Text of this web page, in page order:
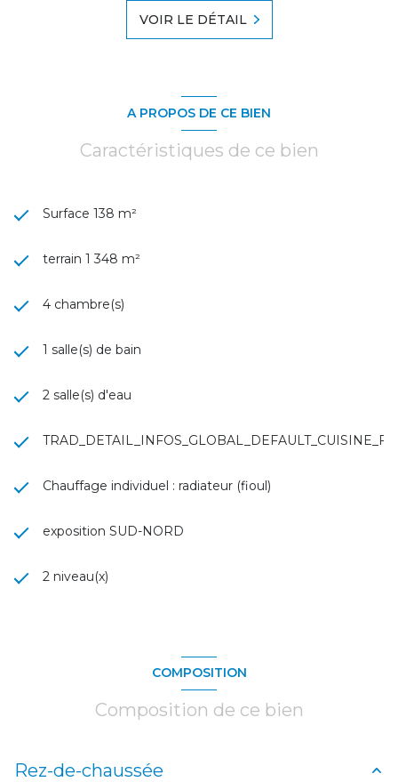
VOIR LE DÉTAIL
A PROPOS DE CE BIEN
Caractéristiques de ce bien
Surface 138 m²
terrain 1 348 m²
4 chambre(s)
1 salle(s) de bain
2 salle(s) d'eau
Chauffage individuel : radiateur (fioul)
exposition SUD-NORD
2 niveau(x)
COMPOSITION
Composition de ce bien
Rez-de-chaussée